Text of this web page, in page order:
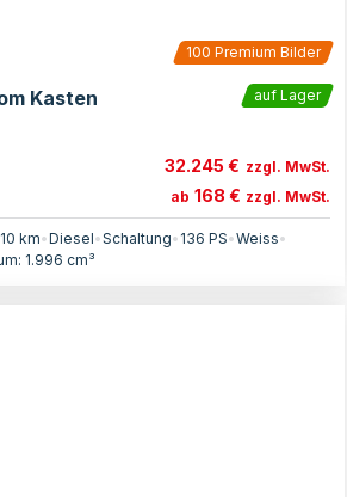
100 Premium Bilder
Kasten
auf Lager
32.245 € zzgl. MwSt.
ab 168 € zzgl. MwSt.
10 km•Diesel•Schaltung• 136 PS•Weiss•
1.996 cm³